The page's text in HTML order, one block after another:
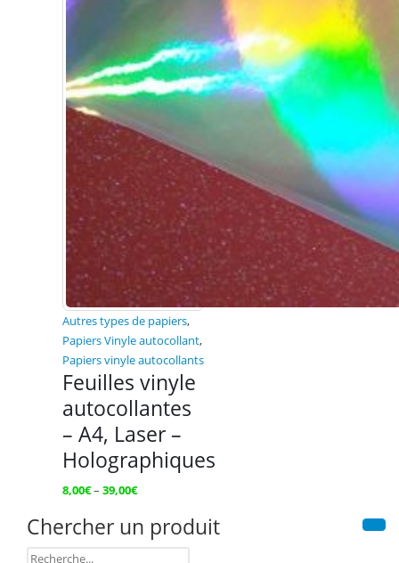
Autres types de papiers,
Papiers Vinyle autocollant,
Papiers vinyle autocollants
Feuilles vinyle
autocollantes
– A4, Laser –
Holographiques
8,00€– 39,00€
Chercher un produit